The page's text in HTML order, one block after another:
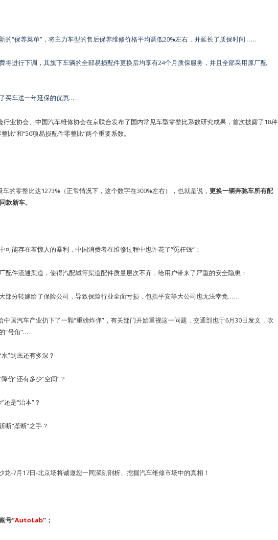
的“保养菜单”，将主力车型的售后保养维修价格平均调低20%左右，并延长了质保时间……
将进行下调，其旗下车辆的全部易损配件更换后均享有24个月质保服务，并且全部采用原厂配
买车送一年延保的优惠……
行业协会、中国汽车维修协会在京联合发布了国内常见车型零整比系数研究成果，首次披露了18种
比”和“50项易损配件零整比”两个重要系数。
的零整比达1273%（正常情况下，这个数字在300%左右），也就是说， 更换一辆奔驰车所有配
款新车。
可能存在着惊人的暴利，中国消费者在维修过程中也许花了“冤枉钱”；
配件流通渠道，使得汽配城等渠道配件质量层次不齐，给用户带来了严重的安全隐患；
部分转嫁给了保险公司，导致保险行业全面亏损，包括平安等大公司也无法幸免……
中国汽车产业扔下了一颗“重磅炸弹”，有关部门开始重视这一问题，交通部也于6月30日发文，吹
“号角”……
”到底还有多深？
价”还有多少“空间”？
还是“治本”？
断“垄断”之手？
龙-7月17日-北京场将诚邀您一同深刻剖析、挖掘汽车维修市场中的真相！
号“AutoLab”；